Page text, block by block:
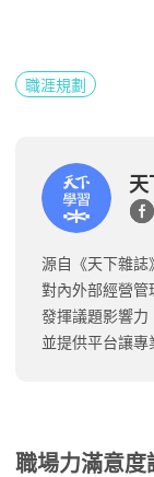
職涯規劃
天
源自《天下雜誌
對內外部經營管
發揮議題影響力
並提供平台讓專
職場力滿意度